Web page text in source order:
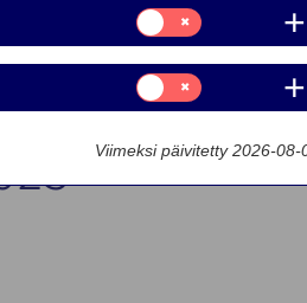
osakkeiden
Suostumusvalinta:
Tilastointi
Suostumusvalinta:
Markkinointi
Viimeksi päivitetty 2026-08-